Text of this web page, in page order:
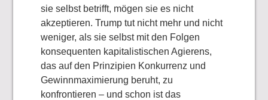
sie selbst betrifft, mögen sie es nicht
akzeptieren. Trump tut nicht mehr und nicht
weniger, als sie selbst mit den Folgen
konsequenten kapitalistischen Agierens,
das auf den Prinzipien Konkurrenz und
Gewinnmaximierung beruht, zu
konfrontieren – und schon ist das